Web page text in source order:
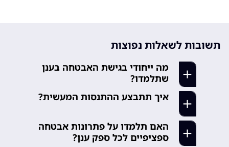
תשובות לשאלות נפוצות
מה ייחודי בגישת האבטחה בענן
שתלמדו?
תלמדו כיצד לאבטח תשתיות ענן
הייחודיים לסביבות ענן. תתמקדו
בפתרונות מעשיים ובפרקטיקות
איך תתבצע ההתנסות המעשית?
תרחישי אבטחה שונים, ותלמדו לזהות
ולטפל באיומים. תקבלו ניסיון מעשי
האם תלמדו על פתרונות אבטחה
ספציפיים לכל ספק ענן?